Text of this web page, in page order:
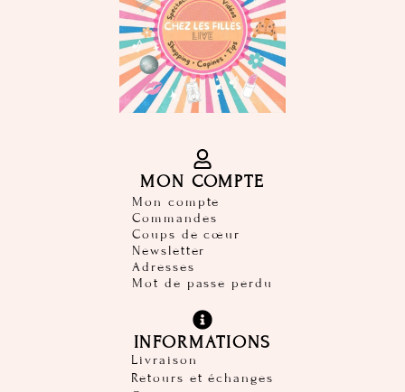
MON COMPTE
Mon compte
Commandes
Coups de cœur
Newsletter
Adresses
Mot de passe perdu
INFORMATIONS
Livraison
Retours et échanges